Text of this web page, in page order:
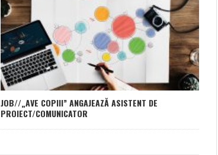
JOB//„AVE COPIII” ANGAJEAZĂ ASISTENT DE
PROIECT/COMUNICATOR